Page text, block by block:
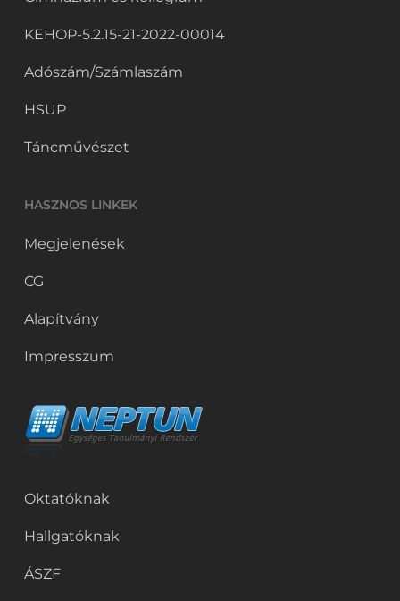
KEHOP-5.2.15-21-2022-00014
Adószám/Számlaszám
HSUP
Táncművészet
HASZNOS LINKEK
Megjelenések
CG
Alapítvány
Impresszum
Oktatóknak
Hallgatóknak
ÁSZF